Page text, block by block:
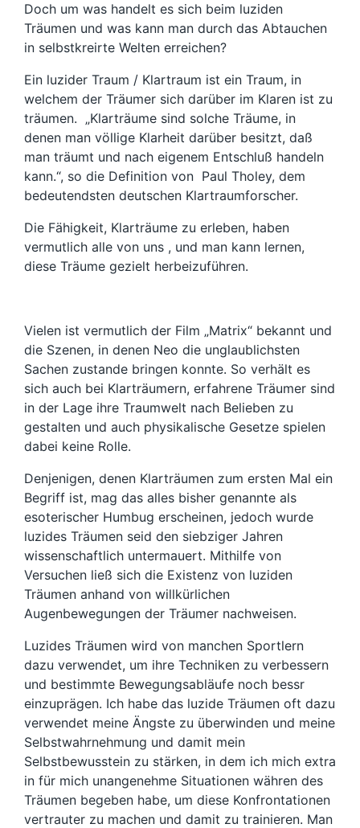
Doch um was handelt es sich beim luziden
Träumen und was kann man durch das Abtauchen
in selbstkreirte Welten erreichen?
Ein luzider Traum / Klartraum ist ein Traum, in
welchem der Träumer sich darüber im Klaren ist zu
träumen. „Klarträume sind solche Träume, in
denen man völlige Klarheit darüber besitzt, daß
man träumt und nach eigenem Entschluß handeln
kann.“, so die Definition von Paul Tholey, dem
bedeutendsten deutschen Klartraumforscher.
Die Fähigkeit, Klarträume zu erleben, haben
vermutlich alle von uns , und man kann lernen,
diese Träume gezielt herbeizuführen.
Vielen ist vermutlich der Film „Matrix“ bekannt und
die Szenen, in denen Neo die unglaublichsten
Sachen zustande bringen konnte. So verhält es
sich auch bei Klarträumern, erfahrene Träumer sind
in der Lage ihre Traumwelt nach Belieben zu
gestalten und auch physikalische Gesetze spielen
dabei keine Rolle.
Denjenigen, denen Klarträumen zum ersten Mal ein
Begriff ist, mag das alles bisher genannte als
esoterischer Humbug erscheinen, jedoch wurde
luzides Träumen seid den siebziger Jahren
wissenschaftlich untermauert. Mithilfe von
Versuchen ließ sich die Existenz von luziden
Träumen anhand von willkürlichen
Augenbewegungen der Träumer nachweisen.
Luzides Träumen wird von manchen Sportlern
dazu verwendet, um ihre Techniken zu verbessern
und bestimmte Bewegungsabläufe noch bessr
einzuprägen. Ich habe das luzide Träumen oft dazu
verwendet meine Ängste zu überwinden und meine
Selbstwahrnehmung und damit mein
Selbstbewusstein zu stärken, in dem ich mich extra
in für mich unangenehme Situationen währen des
Träumen begeben habe, um diese Konfrontationen
vertrauter zu machen und damit zu trainieren. Man